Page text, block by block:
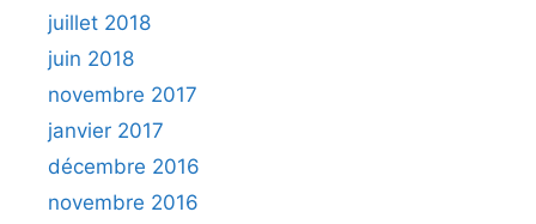
juillet 2018
juin 2018
novembre 2017
janvier 2017
décembre 2016
novembre 2016